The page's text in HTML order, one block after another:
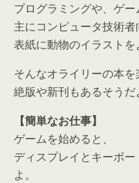
プログラミングや、ゲ
主にコンピュータ技術者
表紙に動物のイラストを
そんなオライリーの本
絶版や新刊もあるそうだ
【簡単なお仕事】
ゲームを始めると、
ディスプレイとキーボ
よ。